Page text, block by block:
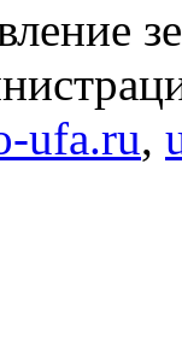
ufa.ru,